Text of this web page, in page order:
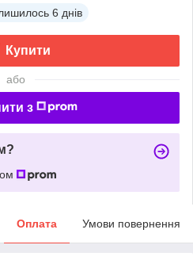
6 днів
Купити
або
з
Оплата Умови повернення